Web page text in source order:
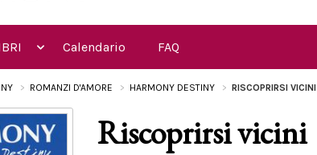
Calendario FAQ
ROMANZI D'AMORE HARMONY DESTINY RISCOPRIRSI VICINI
Riscoprirsi vicini